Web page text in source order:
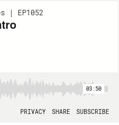
| EP1052
03:50
PRIVACY SHARE SUBSCRIBE